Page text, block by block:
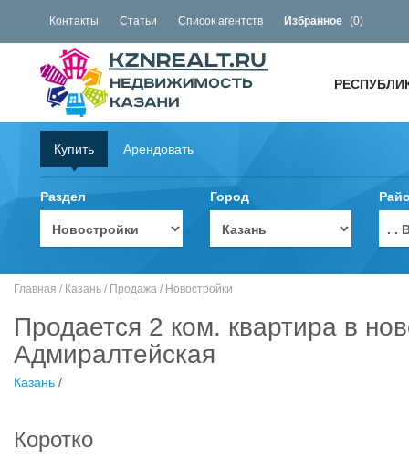
Контакты Статьи Список агентств Избранное (0)
Купить Арендовать
Раздел Город
. .
Главная / Казань / Продажа / Новостройки
Продается 2 ком. квартира в
Адмиралтейская
Казань /
Коротко